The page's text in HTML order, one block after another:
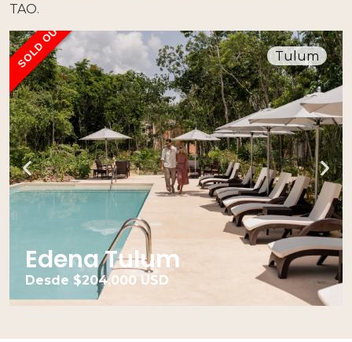
TAO.
Tulum
SOLD OUT
Edena Tulum
Desde $204,000 USD